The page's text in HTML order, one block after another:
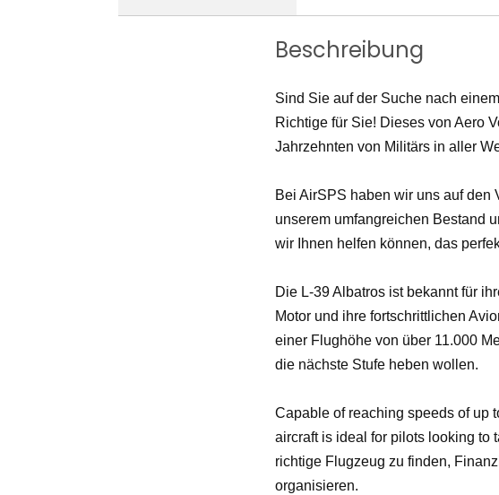
Beschreibung
Sind Sie auf der Suche nach
Richtige für Sie! Dieses von Aero
Jahrzehnten von Militärs in aller
Bei AirSPS haben wir uns auf den
unserem umfangreichen Bestand
wir Ihnen helfen können, das
Die L-39 Albatros ist bekannt für
Motor und ihre fortschrittlichen
einer Flughöhe von über 11.000
die nächste Stufe heben wollen.
Capable of reaching speeds of up
aircraft is ideal for pilots looking to
richtige Flugzeug zu finden,
organisieren.